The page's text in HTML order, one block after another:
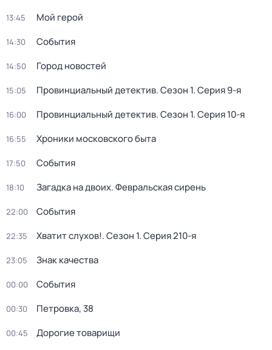
13:45 Мой герой
14:30 События
14:50 Город новостей
15:05 Провинциальный детектив. Сезон 1. Серия 9-я
16:00 Провинциальный детектив. Сезон 1. Серия 10-я
16:55 Хроники московского быта
17:50 События
18:10 Загадка на двоих. Февральская сирень
22:00 События
22:35 Хватит слухов!. Сезон 1. Серия 210-я
23:05 Знак качества
00:00 События
00:30 Петровка, 38
00:45 Дорогие товарищи